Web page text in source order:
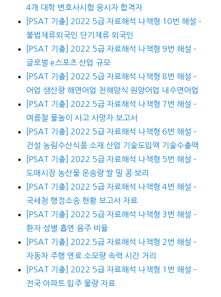
4개 대학 변호사시험 응시자 합격자
[PSAT 기출] 2022 5급 자료해석 나책형 10번 해설 –
불법체류외국인 단기체류 외국인
[PSAT 기출] 2022 5급 자료해석 나책형 9번 해설 –
글로벌 e스포츠 산업 규모
[PSAT 기출] 2022 5급 자료해석 나책형 8번 해설 –
어업 생산량 해면어업 천해양식 원양어업 내수면어업
[PSAT 기출] 2022 5급 자료해석 나책형 7번 해설 –
여름철 물놀이 사고 사망자 보고서
[PSAT 기출] 2022 5급 자료해석 나책형 6번 해설 –
건설 농림수산식품 소재 산업 기술도입액 기술수출액
[PSAT 기출] 2022 5급 자료해석 나책형 5번 해설 –
도매시장 농산물 운송량 쌀 밀 콩 보리
[PSAT 기출] 2022 5급 자료해석 나책형 4번 해설 –
국세청 행정소송 현황 보고서 자료
[PSAT 기출] 2022 5급 자료해석 나책형 3번 해설 –
환자 성별 흡연 음주 비율
[PSAT 기출] 2022 5급 자료해석 나책형 2번 해설 –
자동차 주행 연료 소모량 속력 시간 거리
[PSAT 기출] 2022 5급 자료해석 나책형 1번 해설 –
전국 아파트 입주 물량 자료